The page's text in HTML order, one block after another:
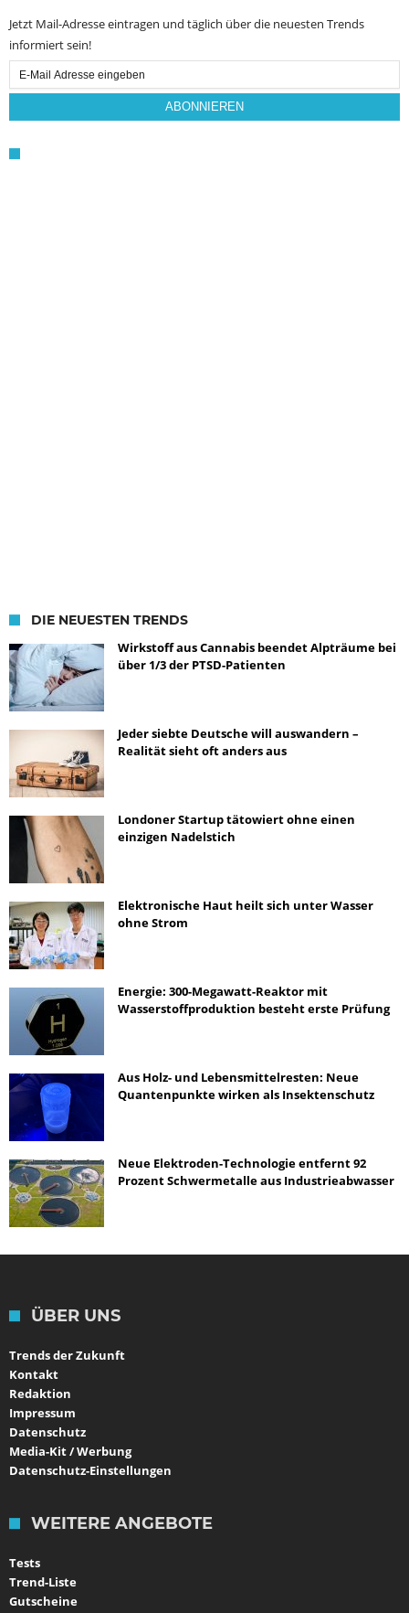
Jetzt Mail-Adresse eintragen und täglich über die neuesten Trends
informiert sein!
Email
Subscription
ABONNIEREN
DIE NEUESTEN TRENDS
Wirkstoff aus Cannabis beendet Alpträume bei
über 1/3 der PTSD-Patienten
Jeder siebte Deutsche will auswandern –
Realität sieht oft anders aus
Londoner Startup tätowiert ohne einen
einzigen Nadelstich
Elektronische Haut heilt sich unter Wasser
ohne Strom
Energie: 300-Megawatt-Reaktor mit
Wasserstoffproduktion besteht erste Prüfung
Aus Holz- und Lebensmittelresten: Neue
Quantenpunkte wirken als Insektenschutz
Neue Elektroden-Technologie entfernt 92
Prozent Schwermetalle aus Industrieabwasser
ÜBER UNS
Trends der Zukunft
Kontakt
Redaktion
Impressum
Datenschutz
Media-Kit / Werbung
Datenschutz-Einstellungen
WEITERE ANGEBOTE
Tests
Trend-Liste
Gutscheine